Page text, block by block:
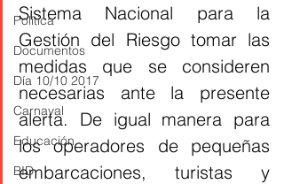
Política
Documentos
Día 10/10 2017
Carnaval
Educación
BID
Sistema Nacional para la
Gestión del Riesgo tomar las
medidas que se consideren
necesarias ante la presente
alerta. De igual manera para
los operadores de pequeñas
embarcaciones, turistas y